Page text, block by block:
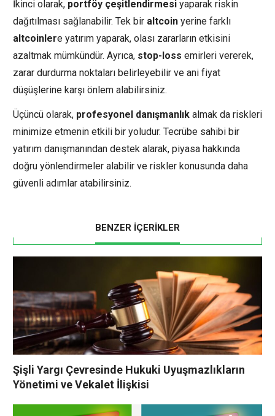
İkinci olarak, portföy çeşitlendirmesi yaparak riskin
dağıtılması sağlanabilir. Tek bir altcoin yerine farklı
altcoinlere yatırım yaparak, olası zararların etkisini
azaltmak mümkündür. Ayrıca, stop-loss emirleri vererek,
zarar durdurma noktaları belirleyebilir ve ani fiyat
düşüşlerine karşı önlem alabilirsiniz.
Üçüncü olarak, profesyonel danışmanlık almak da riskleri
minimize etmenin etkili bir yoludur. Tecrübe sahibi bir
yatırım danışmanından destek alarak, piyasa hakkında
doğru yönlendirmeler alabilir ve riskler konusunda daha
güvenli adımlar atabilirsiniz.
BENZER İÇERİKLER
Şişli Yargı Çevresinde Hukuki Uyuşmazlıkların
Yönetimi ve Vekalet İlişkisi